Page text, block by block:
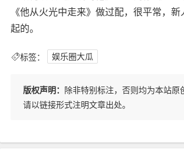
《他从火光中走来》做过配，很平常，
起的。
标签： 娱乐圈大瓜
版权声明： 除非特别标注，否则均为本站原
请以链接形式注明文章出处。